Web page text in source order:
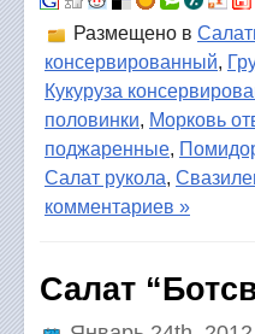
Размещено в
консервированный,
Кукуруза
половинки, Морковь
поджаренные,
Салат рукола,
комментариев »
Салат